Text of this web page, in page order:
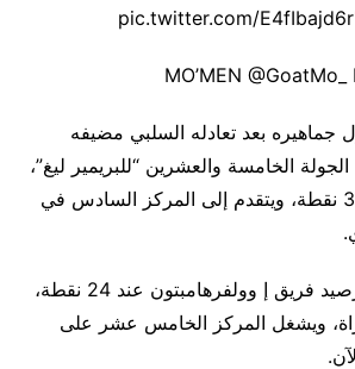
pic.twitter.com/E4fIbajd6r
جماهيره بعد تعادله السلبي مضيفه
الخامسة والعشرين “للبريمير ليغ”،
ليرفع رصيده إلى 39 نقطة، ويتقدم إلى المركز السادس في
في المقابل توقف رصيد فريق إ وولفرهامبتون عند 24 نقطة،
من 25 مباراة، ويشغل المركز الخامس عشر على